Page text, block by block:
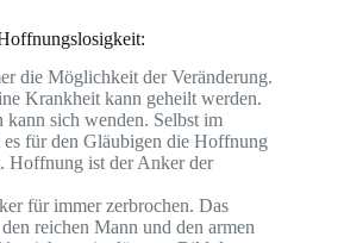
die Möglichkeit der Veränderung.
Krankheit kann geheilt werden.
kann sich wenden. Selbst im
für den Gläubigen die Hoffnung
Hoffnung ist der Anker der
für immer zerbrochen. Das
reichen Mann und den armen